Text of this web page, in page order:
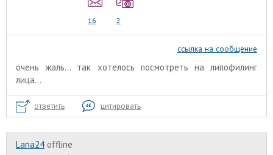
16 2
ссылка на сообщение
очень жаль... так хотелось посмотреть на липофилинг
лица...
ответить цитировать
Lana24 offline